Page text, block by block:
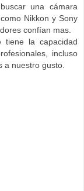
una cámara
Nikkon y Sony
confían mas.
la capacidad
incluso
a nuestro gusto.